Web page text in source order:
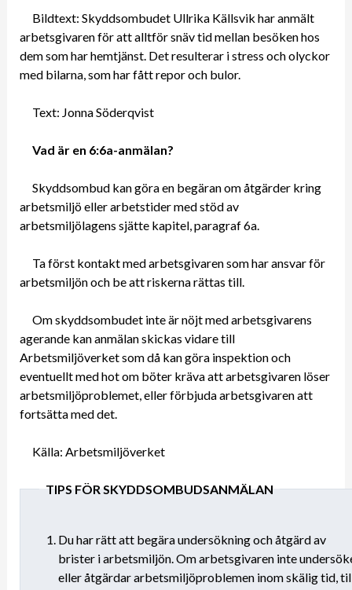
Bildtext: Skyddsombudet Ullrika Källsvik har anmält
arbetsgivaren för att alltför snäv tid mellan besöken hos
dem som har hemtjänst. Det resulterar i stress och olyckor
med bilarna, som har fått repor och bulor.
Text: Jonna Söderqvist
Vad är en 6:6a-anmälan?
Skyddsombud kan göra en begäran om åtgärder kring
arbetsmiljö eller arbetstider med stöd av
arbetsmiljölagens sjätte kapitel, paragraf 6a.
Ta först kontakt med arbetsgivaren som har ansvar för
arbetsmiljön och be att riskerna rättas till.
Om skyddsombudet inte är nöjt med arbetsgivarens
agerande kan anmälan skickas vidare till
Arbetsmiljöverket som då kan göra inspektion och
eventuellt med hot om böter kräva att arbetsgivaren löser
arbetsmiljöproblemet, eller förbjuda arbetsgivaren att
fortsätta med det.
Källa: Arbetsmiljöverket
TIPS FÖR SKYDDSOMBUDSANMÄLAN
Du har rätt att begära undersökning och åtgärd av
brister i arbetsmiljön. Om arbetsgivaren inte
eller åtgärdar arbetsmiljöproblemen inom skälig tid,